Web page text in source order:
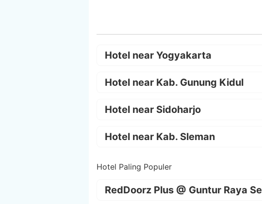
Hotel near Yogyakarta
Hotel near Kab. Gunung Kidul
Hotel near Sidoharjo
Hotel near Kab. Sleman
Hotel Paling Populer
RedDoorz Plus @ Guntur Raya